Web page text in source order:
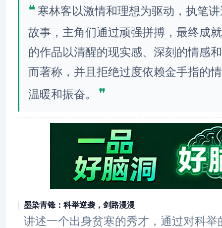
❝ 寒林客以激情和理想为驱动，执笔
故事，主角们通过顽强拼搏，最终成
的作品以清醒的现实感、深刻的情感
而著称，并且拒绝过度依赖金手指的
温暖和振奋。
❞
墨染青锋：科举逆袭，剑路漫漫
讲述一个出身贫寒的秀才，通过对科举